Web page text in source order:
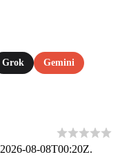
Grok Gemini
2026-08-08T00:20Z.